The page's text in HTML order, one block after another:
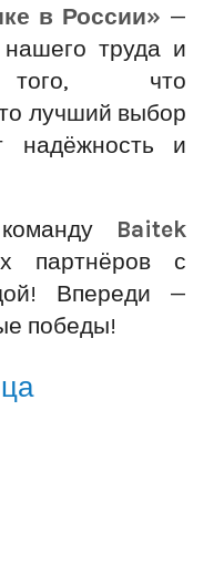
в России» —
труда и
того, что
лучший выбор
надёжность и
Baitek
с
Впереди —
победы!